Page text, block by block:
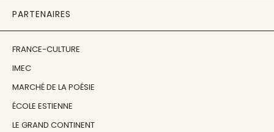
PARTENAIRES
FRANCE-CULTURE
IMEC
MARCHÉ DE LA POÉSIE
ÉCOLE ESTIENNE
LE GRAND CONTINENT